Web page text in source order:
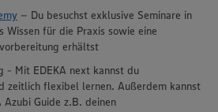
– Du besuchst exklusive Seminare in
Wissen für die Praxis sowie eine
erhältst
- Mit EDEKA next kannst du
zeitlich flexibel lernen. Außerdem kannst
Guide z.B. deinen